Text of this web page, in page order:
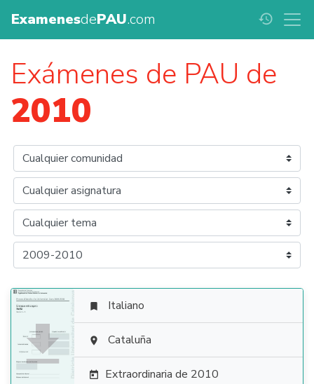
ExamenesdePAU.com history
Exámenes de PAU de
2010

 Italiano
 Cataluña
 Extraordinaria de 2010